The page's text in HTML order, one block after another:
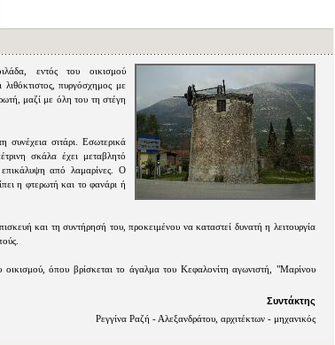
εντός του οικισμού
πυργόσχημος με
μαζί με όλη του τη στέγη
συνέχεια σιτάρι. Εσωτερικά
σκάλα έχει μεταβλητό
από λαμαρίνες. Ο
η φτερωτή και το φανάρι ή
και τη συντήρησή του, προκειμένου να καταστεί δυνατή η λειτουργία
οικισμού, όπου βρίσκεται το άγαλμα του Κεφαλονίτη αγωνιστή, "Μαρίνου
Συντάκτης
Ρεγγίνα Ραζή - Αλεξανδράτου, αρχιτέκτων - μηχανικός